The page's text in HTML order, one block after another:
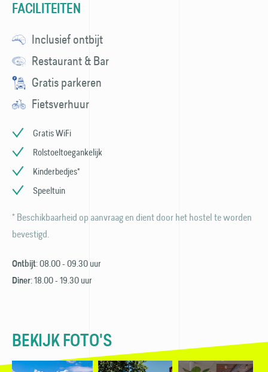
FACILITEITEN
Inclusief ontbijt
Restaurant & Bar
Gratis parkeren
Fietsverhuur
Gratis WiFi
Rolstoeltoegankelijk
Kinderbedjes*
Speeltuin
* Beschikbaarheid op aanvraag en dient door het hostel te worden
bevestigd.
Ontbijt: 08.00 - 09.30 uur
Diner: 18.00 - 19.30 uur
BEKIJK FOTO'S